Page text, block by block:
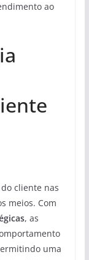
ao
cliente nas
meios. Com
, as
uma